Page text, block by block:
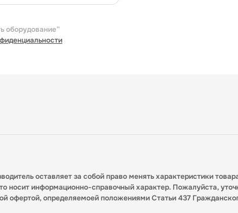
оборудование”
оставляет за собой право менять характеристики
носит информационно-справочный характер. Пожалуйста,
офертой, определяемоей положениями Статьи 437